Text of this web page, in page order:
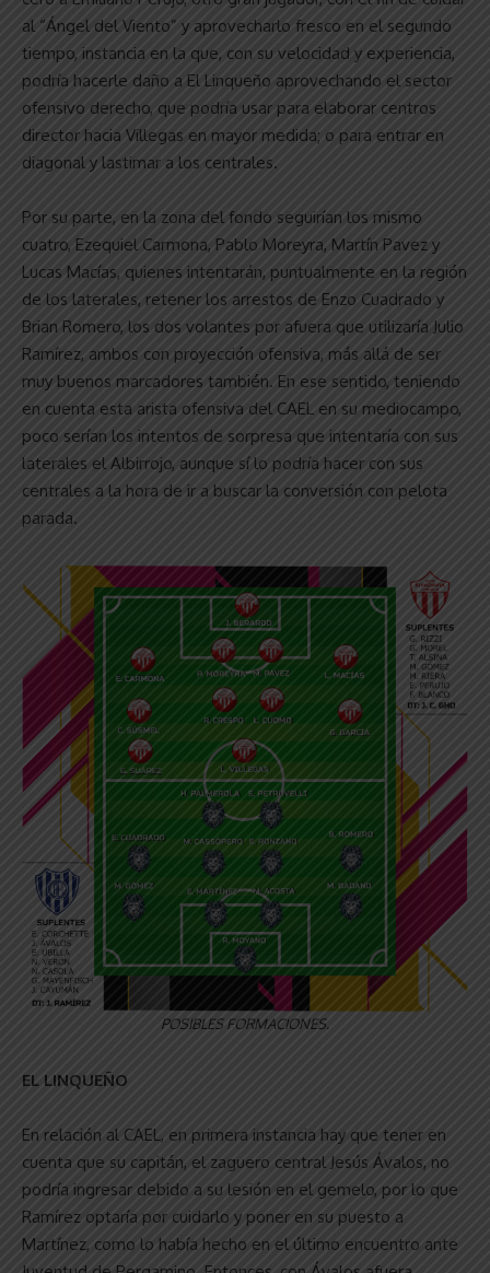
al “Ángel del Viento” y aprovecharlo fresco en el segundo
tiempo, instancia en la que, con su velocidad y experiencia,
podría hacerle daño a El Linqueño aprovechando el sector
ofensivo derecho, que podría usar para elaborar centros
director hacia Villegas en mayor medida; o para entrar en
diagonal y lastimar a los centrales.
Por su parte, en la zona del fondo seguirían los mismo
cuatro, Ezequiel Carmona, Pablo Moreyra, Martín Pavez y
Lucas Macías, quienes intentarán, puntualmente en la región
de los laterales, retener los arrestos de Enzo Cuadrado y
Brian Romero, los dos volantes por afuera que utilizaría Julio
Ramírez, ambos con proyección ofensiva, más allá de ser
muy buenos marcadores también. En ese sentido, teniendo
en cuenta esta arista ofensiva del CAEL en su mediocampo,
poco serían los intentos de sorpresa que intentaría con sus
laterales el Albirrojo, aunque sí lo podría hacer con sus
centrales a la hora de ir a buscar la conversión con pelota
parada.
POSIBLES FORMACIONES.
EL LINQUEÑO
En relación al CAEL, en primera instancia hay que tener en
cuenta que su capitán, el zaguero central Jesús Ávalos, no
podría ingresar debido a su lesión en el gemelo, por lo que
Ramírez optaría por cuidarlo y poner en su puesto a
Martínez, como lo había hecho en el último encuentro ante